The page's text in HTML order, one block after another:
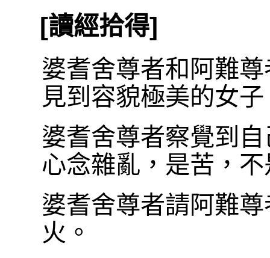
[讀經拾得]
婆耆舍尊者和阿難
見到容貌極美的女
婆耆舍尊者察覺到
心念雜亂，是苦，
婆耆舍尊者請阿難
火。